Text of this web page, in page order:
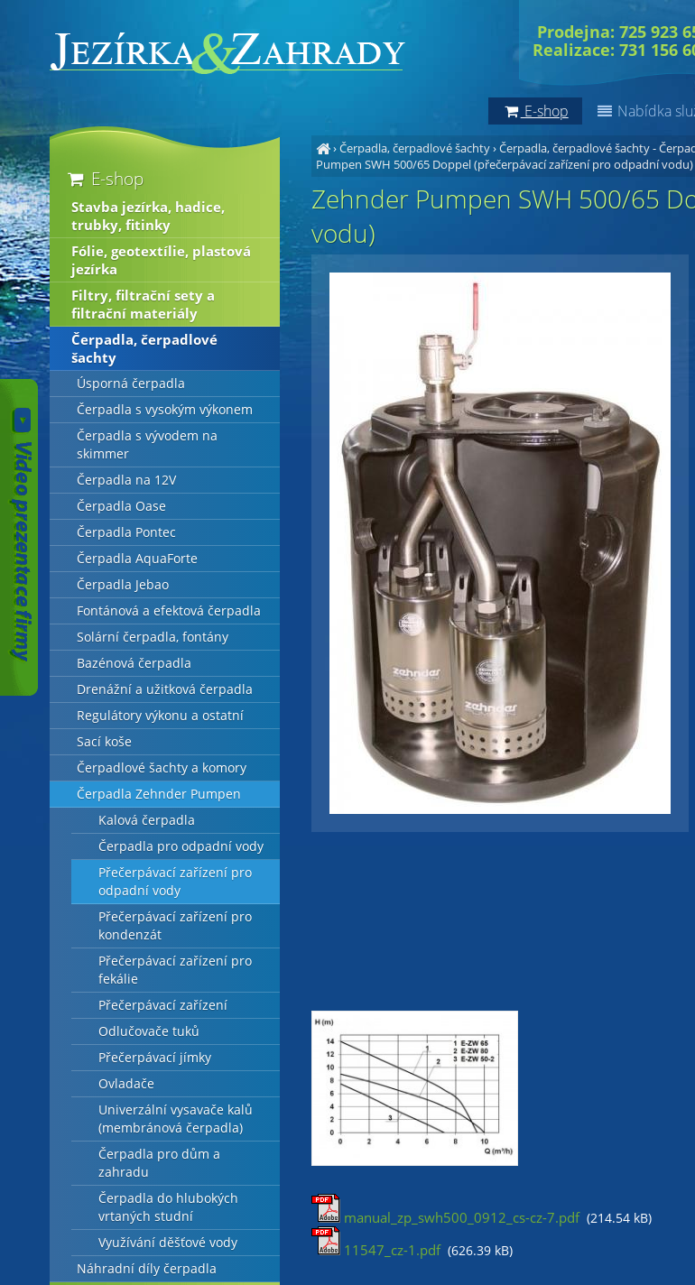
›Čerpadla, čerpadlové šachty›Čerpadla, čerpadlové šachty -
Pumpen SWH 500/65 Doppel (přečerpávací zařízení pro odpadní vodu)
Zehnder Pumpen SWH 500/65
vodu)
manual_zp_swh500_0912_cs-cz-7.pdf (214.54 kB)
11547_cz-1.pdf (626.39 kB)
E-shop
Stavba jezírka, hadice,
trubky, fitinky
Fólie, geotextílie, plastová
jezírka
Filtry, filtrační sety a
filtrační materiály
Čerpadla, čerpadlové
šachty
Úsporná čerpadla
Čerpadla s vysokým výkonem
Čerpadla s vývodem na
skimmer
Čerpadla na 12V
Čerpadla Oase
Čerpadla Pontec
Čerpadla AquaForte
Čerpadla Jebao
Fontánová a efektová čerpadla
Solární čerpadla, fontány
Bazénová čerpadla
Drenážní a užitková čerpadla
Regulátory výkonu a ostatní
Sací koše
Čerpadlové šachty a komory
Čerpadla Zehnder Pumpen
Kalová čerpadla
Čerpadla pro odpadní vody
Přečerpávací zařízení pro
odpadní vody
Přečerpávací zařízení pro
kondenzát
Přečerpávací zařízení pro
fekálie
Přečerpávací zařízení
Odlučovače tuků
Přečerpávací jímky
Ovladače
Univerzální vysavače kalů
(membránová čerpadla)
Čerpadla pro dům a
zahradu
Čerpadla do hlubokých
vrtaných studní
Využívání děšťové vody
Náhradní díly čerpadla
E-shop Nabídka
Prodejna: 725 923
Realizace: 731 156